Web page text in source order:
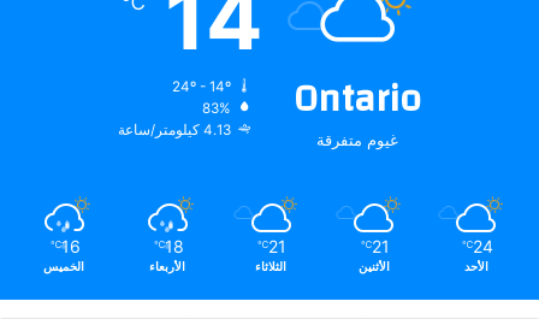
Ontario
غيوم متفرقة
83%
4.13 كيلومتر/ساعة
24
℃
الأحد
21
℃
الأثنين
21
℃
الثلاثاء
18
℃
الأربعاء
16
℃
الخميس